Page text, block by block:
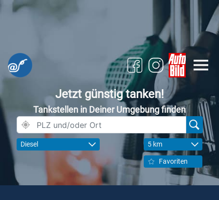
Jetzt günstig tanken!
Tankstellen in Deiner Umgebung finden
Diesel 5 km
Favoriten